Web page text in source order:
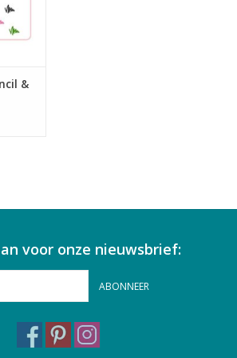
&
voor onze nieuwsbrief:
ABONNEER